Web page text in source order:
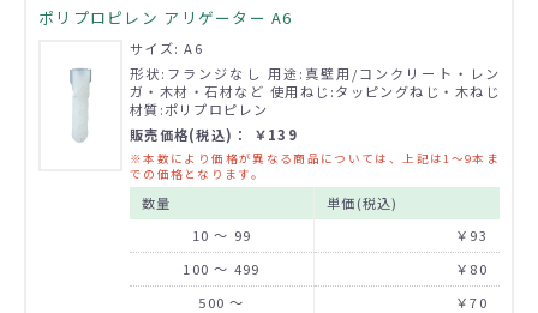
ポリプロピレン アリゲーター A6
サイズ: A6
形状:フランジなし 用途:真壁用/コンクリート・レン
ガ・木材・石材など 使用ねじ:タッピングねじ・木ねじ
材質:ポリプロピレン
販売価格(税込)： ￥139
※本数により価格が異なる商品については、上記は1～9本ま
での価格となります。
数量
単価(税込)
10 ～ 99
￥93
100 ～ 499
￥80
500 ～
￥70